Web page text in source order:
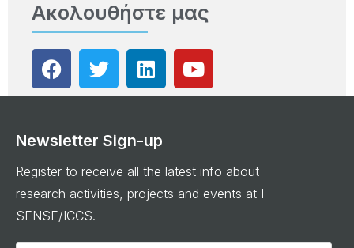
Ακολουθήστε μας
Newsletter Sign-up
Register to receive all the latest info about
research activities, projects and events at I-
SENSE/ICCS.